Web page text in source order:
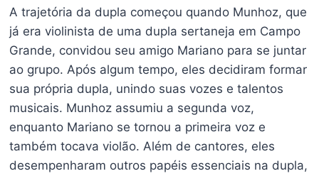
A trajetória da dupla começou quando Munhoz, que
já era violinista de uma dupla sertaneja em Campo
Grande, convidou seu amigo Mariano para se juntar
ao grupo. Após algum tempo, eles decidiram formar
sua própria dupla, unindo suas vozes e talentos
musicais. Munhoz assumiu a segunda voz,
enquanto Mariano se tornou a primeira voz e
também tocava violão. Além de cantores, eles
desempenharam outros papéis essenciais na dupla,